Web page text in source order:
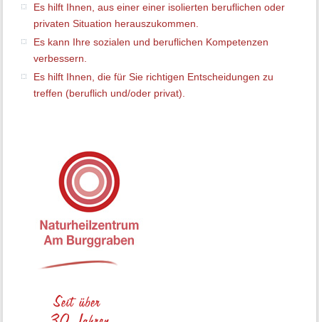
Es hilft Ihnen, aus einer einer isolierten beruflichen oder
privaten Situation herauszukommen.
Es kann Ihre sozialen und beruflichen Kompetenzen
verbessern.
Es hilft Ihnen, die für Sie richtigen Entscheidungen zu
treffen (beruflich und/oder privat).